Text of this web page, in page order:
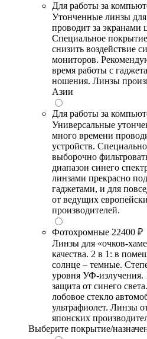
Для работы за
Утонченные линзы
проводит за экранами
Специальное
снизить воздействие
мониторов.
время работы с
ношения. Линзы
Азии
Для работы за
Универсальные
много времени
устройств.
выборочно
диапазон синего
линзами прекрасно
гаджетами, и для
от ведущих
производителей.
Фотохромные 22400 ₽
Линзы для «очков-
качества. 2 в 1: в
солнце – темные.
уровня УФ-излучения.
защита от синего
лобовое стекло
ультрафиолет. Линзы
японских
Выберите покрытие/